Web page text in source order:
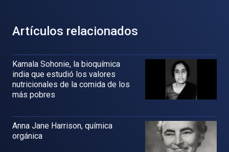
Artículos relacionados
Kamala Sohonie, la bioquímica
india que estudió los valores
nutricionales de la comida de los
más pobres
Anna Jane Harrison, química
orgánica